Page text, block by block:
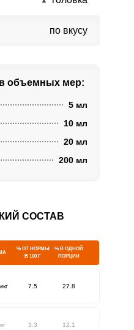
по вкусу
объемных мер:
5 мл
10 мл
20 мл
200 мл
СОСТАВ
% ОТ НОРМЫ
В 100 Г
% В ОДНОЙ
ПОРЦИИ
7.5 27.8
3.3 12.1